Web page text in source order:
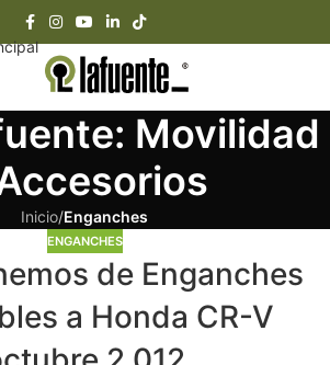
Movilidad
Inicio/Enganches
ENGANCHES
de Enganches
a Honda CR-V